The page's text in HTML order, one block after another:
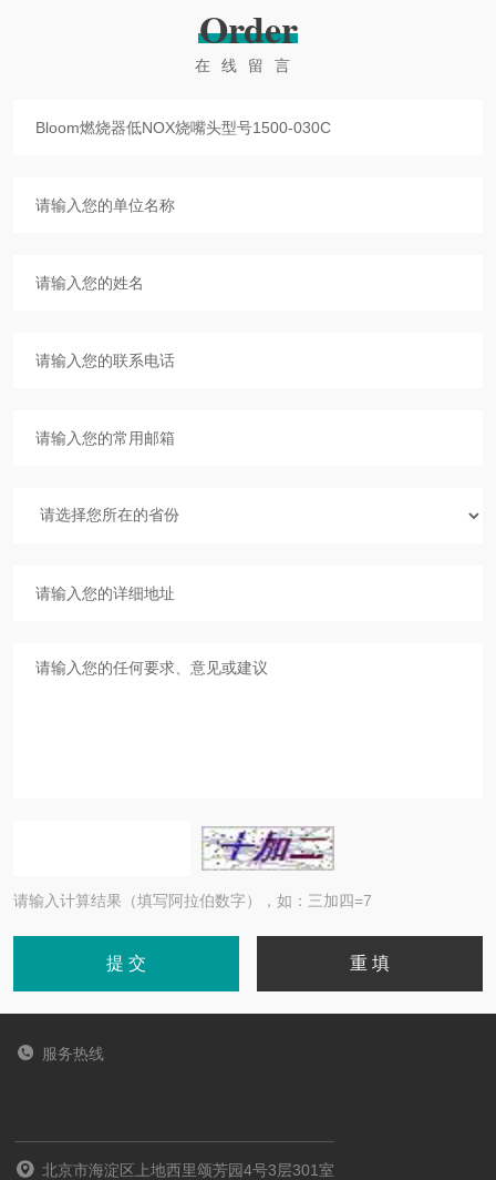
Order
在线留言
请输入计算结果（填写阿拉伯数字），如：三加四=7
服务热线
北京市海淀区上地西里颂芳园4号3层301室